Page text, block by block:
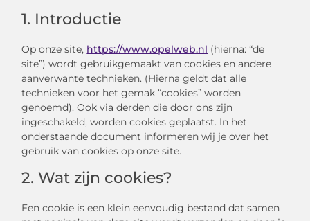
1. Introductie
Op onze site, https://www.opelweb.nl (hierna: “de
site”) wordt gebruikgemaakt van cookies en andere
aanverwante technieken. (Hierna geldt dat alle
technieken voor het gemak “cookies” worden
genoemd). Ook via derden die door ons zijn
ingeschakeld, worden cookies geplaatst. In het
onderstaande document informeren wij je over het
gebruik van cookies op onze site.
2. Wat zijn cookies?
Een cookie is een klein eenvoudig bestand dat samen